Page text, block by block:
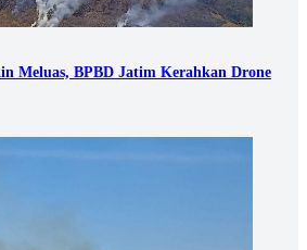
Meluas, BPBD Jatim Kerahkan Drone